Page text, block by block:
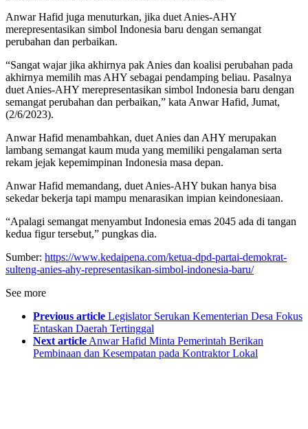
Anwar Hafid juga menuturkan, jika duet Anies-AHY
merepresentasikan simbol Indonesia baru dengan semangat
perubahan dan perbaikan.
“Sangat wajar jika akhirnya pak Anies dan koalisi perubahan pada
akhirnya memilih mas AHY sebagai pendamping beliau. Pasalnya
duet Anies-AHY merepresentasikan simbol Indonesia baru dengan
semangat perubahan dan perbaikan,” kata Anwar Hafid, Jumat,
(2/6/2023).
Anwar Hafid menambahkan, duet Anies dan AHY merupakan
lambang semangat kaum muda yang memiliki pengalaman serta
rekam jejak kepemimpinan Indonesia masa depan.
Anwar Hafid memandang, duet Anies-AHY bukan hanya bisa
sekedar bekerja tapi mampu menarasikan impian keindonesiaan.
“Apalagi semangat menyambut Indonesia emas 2045 ada di tangan
kedua figur tersebut,” pungkas dia.
Sumber: https://www.kedaipena.com/ketua-dpd-partai-demokrat-
sulteng-anies-ahy-representasikan-simbol-indonesia-baru/
See more
Previous article Legislator Serukan Kementerian Desa Fokus
Entaskan Daerah Tertinggal
Next article Anwar Hafid Minta Pemerintah Berikan
Pembinaan dan Kesempatan pada Kontraktor Lokal